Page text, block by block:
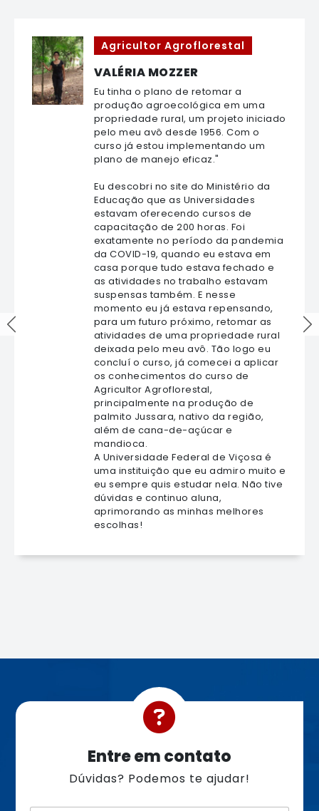
Agricultor Agroflorestal
VALÉRIA MOZZER
Eu tinha o plano de retomar a
produção agroecológica em uma
propriedade rural, um projeto iniciado
pelo meu avô desde 1956. Com o
curso já estou implementando um
plano de manejo eficaz."
Eu descobri no site do Ministério da
Educação que as Universidades
estavam oferecendo cursos de
capacitação de 200 horas. Foi
exatamente no período da pandemia
da COVID-19, quando eu estava em
casa porque tudo estava fechado e
as atividades no trabalho estavam
suspensas também. E nesse
momento eu já estava repensando,
para um futuro próximo, retomar as
atividades de uma propriedade rural
deixada pelo meu avô. Tão logo eu
concluí o curso, já comecei a aplicar
os conhecimentos do curso de
Agricultor Agroflorestal,
principalmente na produção de
palmito Jussara, nativo da região,
além de cana-de-açúcar e
mandioca.
A Universidade Federal de Viçosa é
uma instituição que eu admiro muito e
eu sempre quis estudar nela. Não tive
dúvidas e continuo aluna,
aprimorando as minhas melhores
escolhas!
Entre em contato
Dúvidas? Podemos te ajudar!